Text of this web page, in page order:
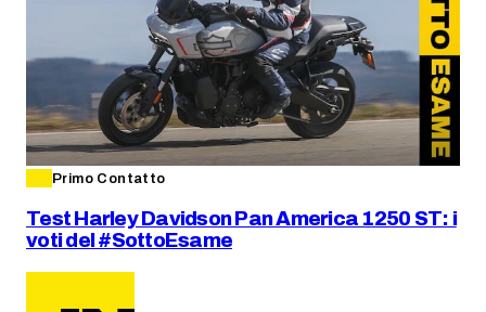
Primo Contatto
Test Harley Davidson Pan America 1250 ST: i
voti del #SottoEsame